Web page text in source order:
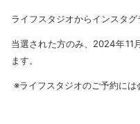
ライフスタジオからインスタグ
当選された方のみ、2024年11
ます。
※ライフスタジオのご予約には